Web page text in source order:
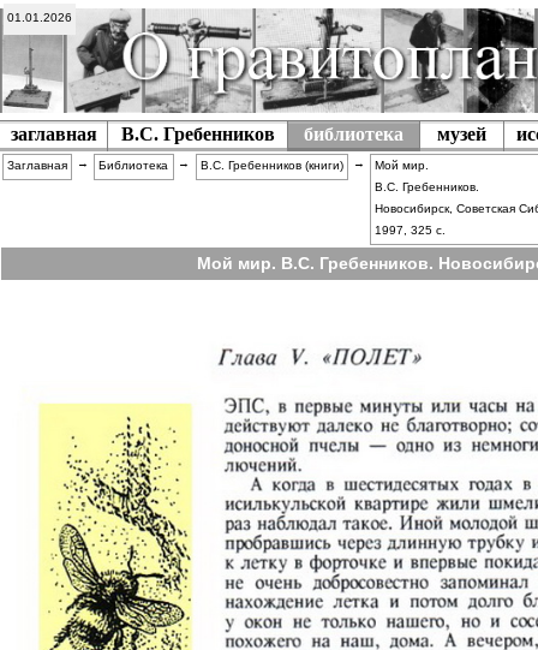
01.01.2026
заглавная В.С. Гребенников библиотека музей
Заглавная → Библиотека → В.С. Гребенников (книги) →
Мой мир.
В.С. Гребенников.
Новосибирск, Советская
1997, 325 с.
Мой мир. В.С. Гребенников.